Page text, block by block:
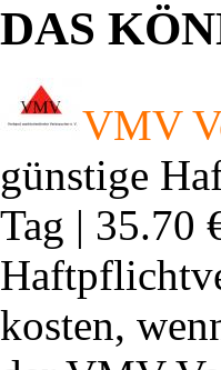
DAS
VMV
günstige
Tag | 35.70
kosten,